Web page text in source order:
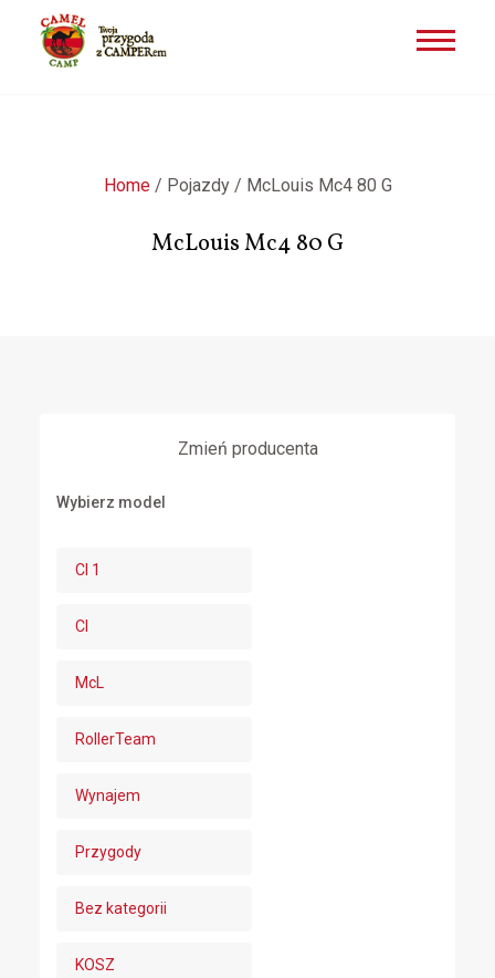
Home/ Pojazdy/ McLouis Mc4 80 G
McLouis Mc4 80 G
Zmień producenta
Wybierz model
CI 1
CI
McL
RollerTeam
Wynajem
Przygody
Bez kategorii
KOSZ